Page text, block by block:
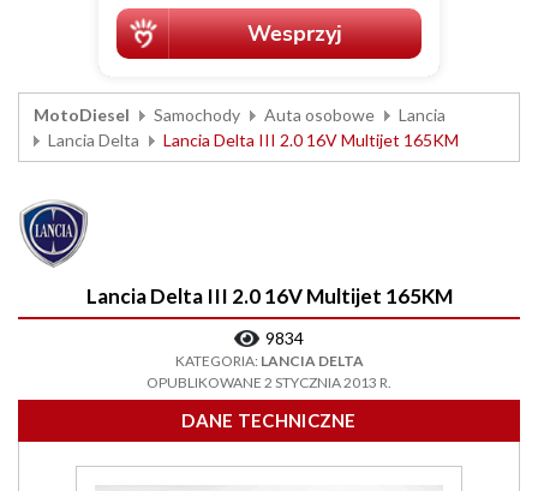
MotoDiesel Samochody Auta osobowe
Lancia
Lancia Delta
Lancia Delta III 2.0 16V Multijet 165KM
Lancia Delta III 2.0 16V Multijet 165KM
9834
KATEGORIA: LANCIA DELTA
OPUBLIKOWANE 2 STYCZNIA 2013 R.
DANE TECHNICZNE